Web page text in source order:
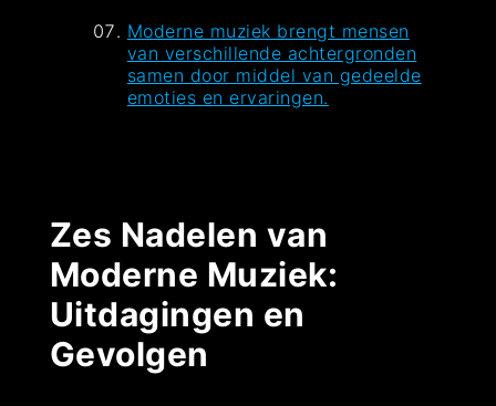
Moderne muziek brengt mensen
van verschillende achtergronden
samen door middel van gedeelde
emoties en ervaringen.
Zes Nadelen van
Moderne Muziek:
Uitdagingen en
Gevolgen